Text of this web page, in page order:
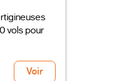
vols pour
Voir